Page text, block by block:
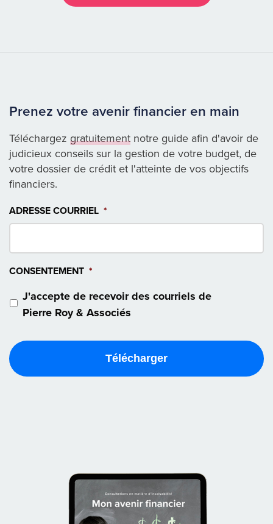
Prenez votre avenir financier en main
Téléchargez gratuitement notre guide afin d'avoir de
judicieux conseils sur la gestion de votre budget, de
votre dossier de crédit et l'atteinte de vos objectifs
financiers.
ADRESSE COURRIEL *
CONSENTEMENT *
J'accepte de recevoir des courriels de
Pierre Roy & Associés